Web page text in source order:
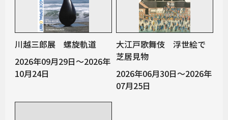
川越三郎展 螺旋軌道
2026年09月29日～2026年
10月24日
大江戸歌舞伎 浮世絵で
芝居見物
2026年06月30日～2026年
07月25日